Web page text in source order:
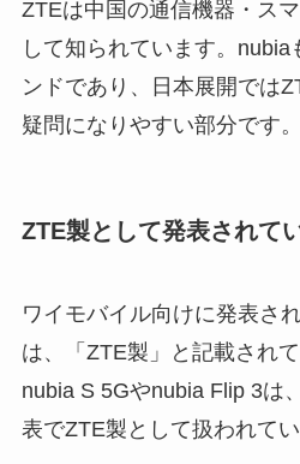
ZTEは中国の通信機器・ス
して知られています。nubia
ンドであり、日本展開では
疑問になりやすい部分です。
ZTE製として発表されて
ワイモバイル向けに発表さ
は、「ZTE製」と記載され
nubia S 5Gやnubia Flip 3は
表でZTE製として扱われてい